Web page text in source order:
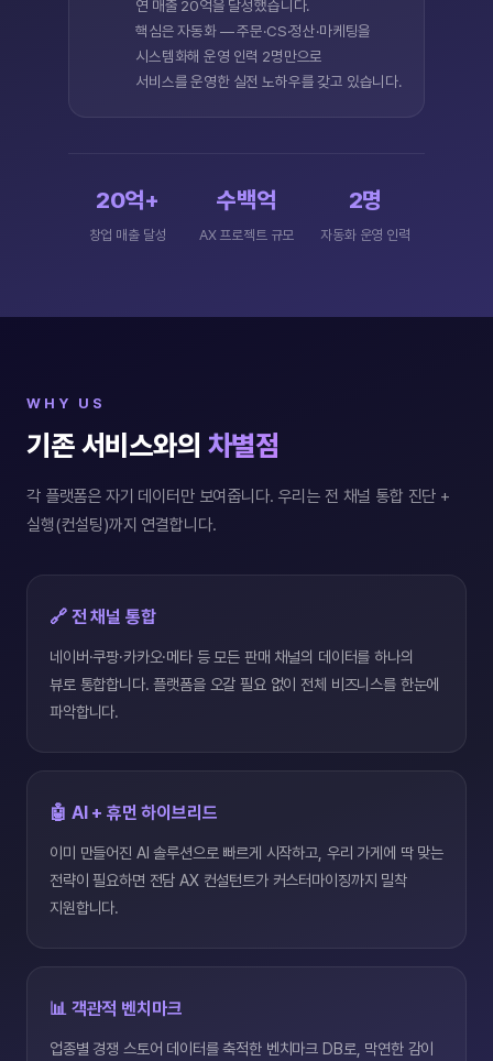
연 매출 20억을 달성했습니다.
핵심은 자동화 — 주문·CS·정산·마케팅을
시스템화해 운영 인력 2명만으로
서비스를 운영한 실전 노하우를 갖고 있습니다.
20억+
창업 매출 달성
수백억
AX 프로젝트 규모
2명
자동화 운영 인력
WHY US
기존 서비스와의 차별점
각 플랫폼은 자기 데이터만 보여줍니다. 우리는 전 채널 통합 진단 +
실행(컨설팅)까지 연결합니다.
🔗 전 채널 통합
네이버·쿠팡·카카오·메타 등 모든 판매 채널의 데이터를 하나의
뷰로 통합합니다. 플랫폼을 오갈 필요 없이 전체 비즈니스를 한눈에
파악합니다.
🤖 AI + 휴먼 하이브리드
이미 만들어진 AI 솔루션으로 빠르게 시작하고, 우리 가게에 딱 맞는
전략이 필요하면 전담 AX 컨설턴트가 커스터마이징까지 밀착
지원합니다.
📊 객관적 벤치마크
업종별 경쟁 스토어 데이터를 축적한 벤치마크 DB로, 막연한 감이